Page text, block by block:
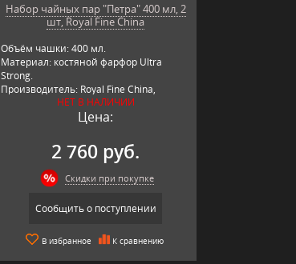
Набор чайных пар "Петра" 400 мл, 2
шт, Royal Fine China
Объём чашки: 400 мл.
Материал: костяной фарфор Ultra
Strong.
Производитель: Royal Fine China,
НЕТ В НАЛИЧИИ
Цена:
2 760 руб.
Скидки при покупке
Сообщить о поступлении
В избранное К сравнению